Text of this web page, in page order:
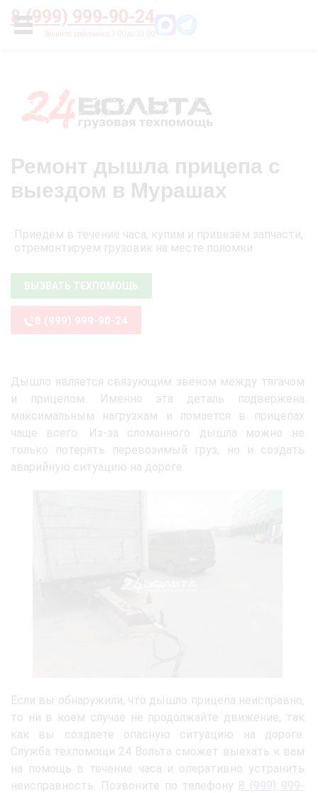
8 (999) 999-90-24
УСЛУГИ
Главная О нас Цены
Ремонт дышла прицепа с
выездом в Мурашах
Приедем в течение часа, купим и привезём запчасти,
отремонтируем грузовик на месте поломки
ВЫЗВАТЬ ТЕХПОМОЩЬ
8 (999) 999-90-24
Дышло является связующим звеном между тягачом
и прицепом. Именно эта деталь подвержена
максимальным нагрузкам и ломается в прицепах
чаще всего. Из-за сломанного дышла можно не
только потерять перевозимый груз, но и создать
аварийную ситуацию на дороге.
Если вы обнаружили, что дышло прицепа неисправно,
то ни в коем случае не продолжайте движение, так
как вы создаете опасную ситуацию на дороге.
Служба техпомощи 24 Вольта сможет выехать к вам
на помощь в течение часа и оперативно устранить
неисправность. Позвоните по телефону 8 (999) 999-